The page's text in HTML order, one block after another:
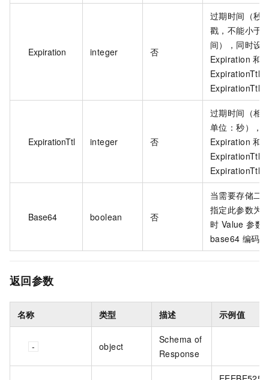
Expiration integer 否
过期时间（秒
戳，不能小于
间），同时设
Expiration 和
ExpirationTtl
ExpirationTtl
ExpirationTtl integer 否
过期时间（相
单位：秒），
Expiration 和
ExpirationTtl
ExpirationTtl
Base64 boolean 否
当需要存储二
指定此参数为
时 Value 参数
base64 编码。
返回参数
名称 类型 描述 示例值
object
Schema of
Response